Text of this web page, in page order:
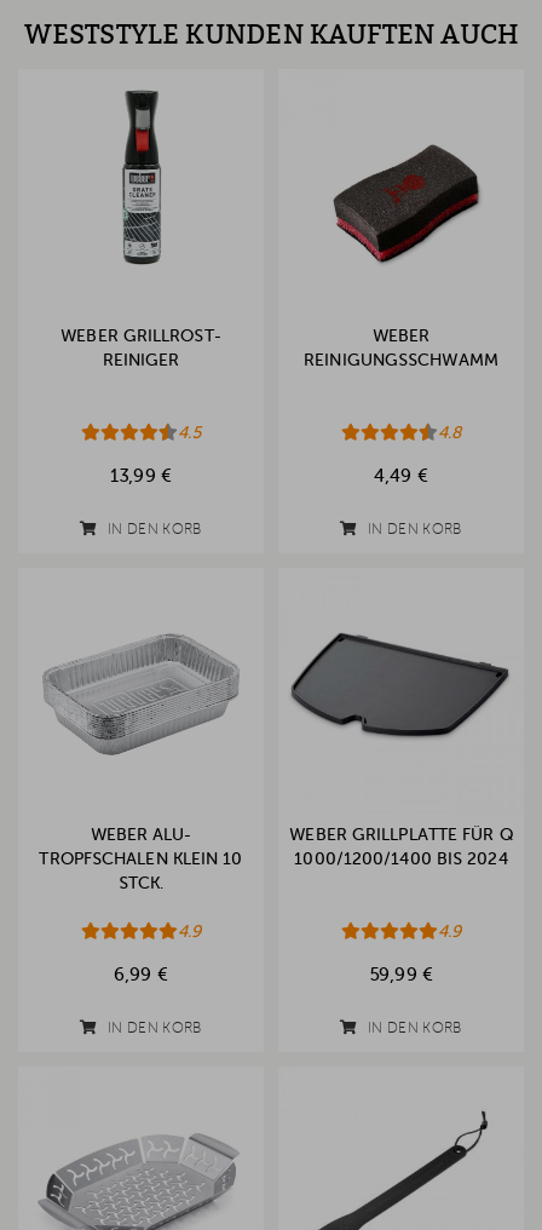
WESTSTYLE KUNDEN KAUFTEN AUCH
WEBER GRILLROST-
REINIGER
4.5
13,99 €
IN DEN KORB
WEBER
REINIGUNGSSCHWAMM
4.8
4,49 €
IN DEN KORB
WEBER ALU-
TROPFSCHALEN KLEIN 10
STCK.
4.9
6,99 €
IN DEN KORB
WEBER GRILLPLATTE FÜR Q
1000/1200/1400 BIS 2024
4.9
59,99 €
IN DEN KORB